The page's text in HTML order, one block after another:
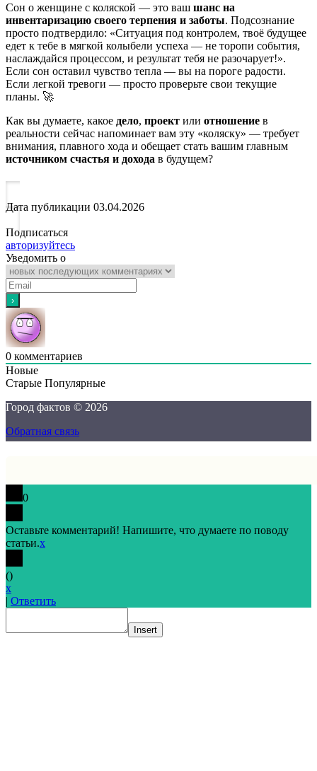
Сон о женщине с коляской — это ваш шанс на
инвентаризацию своего терпения и заботы. Подсознание
просто подтвердило: «Ситуация под контролем, твоё будущее
едет к тебе в мягкой колыбели успеха — не торопи события,
наслаждайся процессом, и результат тебя не разочарует!».
Если сон оставил чувство тепла — вы на пороге радости.
Если легкой тревоги — просто проверьте свои текущие
планы. 🚀
Как вы думаете, какое дело, проект или отношение в
реальности сейчас напоминает вам эту «коляску» — требует
внимания, плавного хода и обещает стать вашим главным
источником счастья и дохода в будущем?
Дата публикации 03.04.2026
Подписаться
авторизуйтесь
Уведомить о
0 комментариев
Новые
Старые Популярные
Город фактов © 2026
Обратная связь
0
Оставьте комментарий! Напишите, что думаете по поводу
статьи.x
()
x
| Ответить
Insert